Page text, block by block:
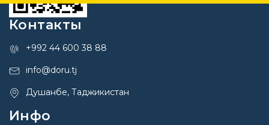
Контакты
+992 44 600 38 88
info@doru.tj
Душанбе, Таджикистан
Инфо